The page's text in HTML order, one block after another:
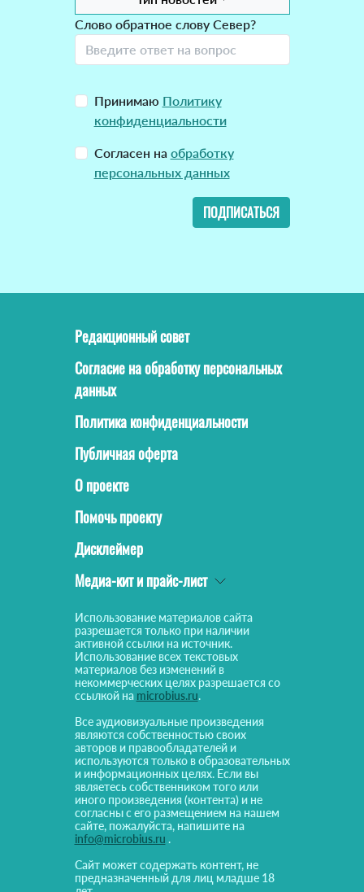
Слово обратное слову Север?
Принимаю Политику
конфиденциальности
Согласен на обработку
персональных данных
ПОДПИСАТЬСЯ
Редакционный совет
Согласие на обработку персональных
данных
Политика конфиденциальности
Публичная оферта
О проекте
Помочь проекту
Дисклеймер
Медиа-кит и прайс-лист
Использование материалов сайта
разрешается только при наличии
активной ссылки на источник.
Использование всех текстовых
материалов без изменений в
некоммерческих целях разрешается со
ссылкой на microbius.ru.
Все аудиовизуальные произведения
являются собственностью своих
авторов и правообладателей и
используются только в образовательных
и информационных целях. Если вы
являетесь собственником того или
иного произведения (контента) и не
согласны с его размещением на нашем
сайте, пожалуйста, напишите на
info@microbius.ru .
Сайт может содержать контент, не
предназначенный для лиц младше 18